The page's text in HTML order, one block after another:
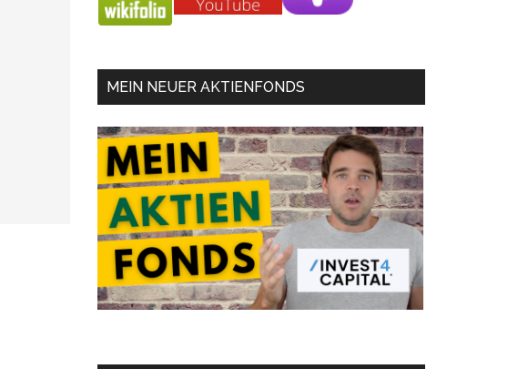
MEIN NEUER AKTIENFONDS